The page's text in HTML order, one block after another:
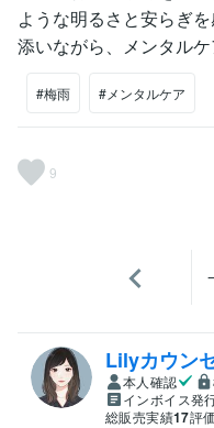
ような明るさと安らぎ
添いながら、メンタルケ
#梅雨 #メンタルケア
9
Lilyカウン
本人確認
インボイス発
総販売実績17評価